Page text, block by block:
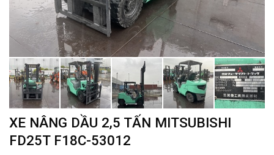
XE NÂNG DẦU 2,5 TẤN MITSUBISHI
FD25T F18C-53012